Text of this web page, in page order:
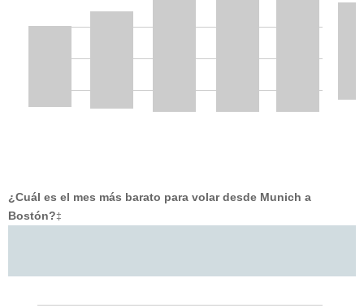
¿Cuál es el mes más barato para volar desde Munich a
Bostón?‡